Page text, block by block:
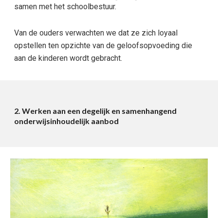
samen met het schoolbestuur.
Van de ouders verwachten we dat ze zich loyaal
opstellen ten opzichte van de geloofsopvoeding die
aan de kinderen wordt gebracht.
2. Werken aan een degelijk en samenhangend
onderwijsinhoudelijk aanbod